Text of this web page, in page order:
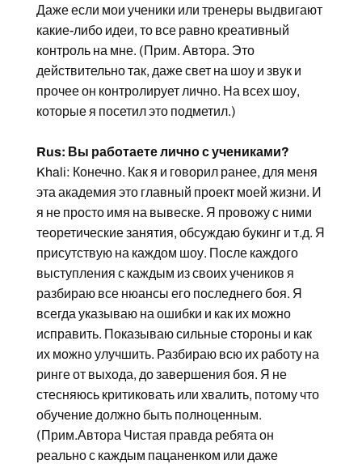
Даже если мои ученики или тренеры выдвигают
какие-либо идеи, то все равно креативный
контроль на мне. (Прим. Автора. Это
действительно так, даже свет на шоу и звук и
прочее он контролирует лично. На всех шоу,
которые я посетил это подметил.)
Rus: Вы работаете лично с учениками?
Khali: Конечно. Как я и говорил ранее, для меня
эта академия это главный проект моей жизни. И
я не просто имя на вывеске. Я провожу с ними
теоретические занятия, обсуждаю букинг и т.д. Я
присутствую на каждом шоу. После каждого
выступления с каждым из своих учеников я
разбираю все нюансы его последнего боя. Я
всегда указываю на ошибки и как их можно
исправить. Показываю сильные стороны и как
их можно улучшить. Разбираю всю их работу на
ринге от выхода, до завершения боя. Я не
стесняюсь критиковать или хвалить, потому что
обучение должно быть полноценным.
(Прим.Автора Чистая правда ребята он
реально с каждым пацаненком или даже